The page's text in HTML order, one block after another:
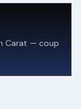
Carat — coup